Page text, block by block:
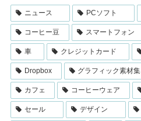
ニュース PCソフト
コーヒー豆 スマートフォン
車 クレジットカード
Dropbox グラフィック素材集
カフェ コーヒーウェア
セール デザイン